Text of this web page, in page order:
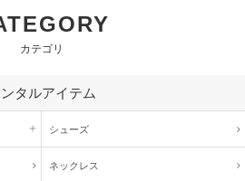
カテゴリ
タルアイテム
シューズ
ネックレス